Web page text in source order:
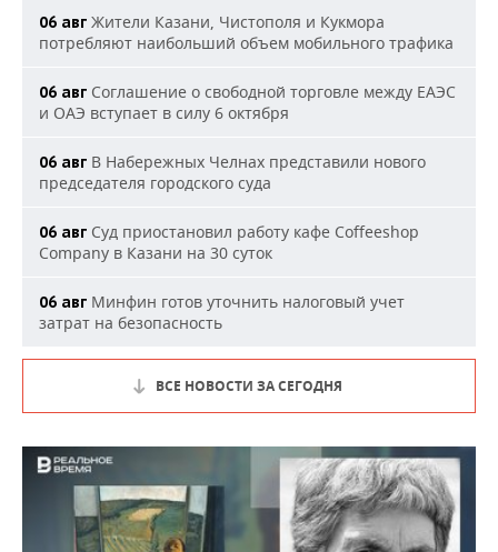
06 авг Жители Казани, Чистополя и Кукмора
потребляют наибольший объем мобильного трафика
06 авг Соглашение о свободной торговле между ЕАЭС
и ОАЭ вступает в силу 6 октября
06 авг В Набережных Челнах представили нового
председателя городского суда
06 авг Суд приостановил работу кафе Coffeeshop
Company в Казани на 30 суток
06 авг Минфин готов уточнить налоговый учет
затрат на безопасность
ВСЕ НОВОСТИ ЗА СЕГОДНЯ